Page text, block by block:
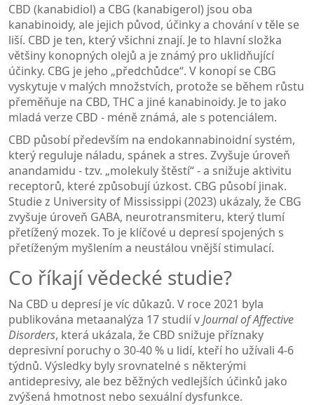
CBD (kanabidiol) a CBG (kanabigerol) jsou oba
kanabinoidy, ale jejich původ, účinky a chování v těle se
liší. CBD je ten, který všichni znají. Je to hlavní složka
většiny konopných olejů a je známý pro uklidňující
účinky. CBG je jeho „předchůdce“. V konopí se CBG
vyskytuje v malých množstvích, protože se během růstu
přeměňuje na CBD, THC a jiné kanabinoidy. Je to jako
mladá verze CBD - méně známá, ale s potenciálem.
CBD působí především na endokannabinoidní systém,
který reguluje náladu, spánek a stres. Zvyšuje úroveň
anandamidu - tzv. „molekuly štěstí“ - a snižuje aktivitu
receptorů, které způsobují úzkost. CBG působí jinak.
Studie z University of Mississippi (2023) ukázaly, že CBG
zvyšuje úroveň GABA, neurotransmiteru, který tlumí
přetížený mozek. To je klíčové u depresí spojených s
přetíženým myšlením a neustálou vnější stimulací.
Co říkají vědecké studie?
Na CBD u depresí je víc důkazů. V roce 2021 byla
publikována metaanalýza 17 studií vJournal of Affective
Disorders, která ukázala, že CBD snižuje příznaky
depresivní poruchy o 30-40 % u lidí, kteří ho užívali 4-6
týdnů. Výsledky byly srovnatelné s některými
antidepresivy, ale bez běžných vedlejších účinků jako
zvýšená hmotnost nebo sexuální dysfunkce.